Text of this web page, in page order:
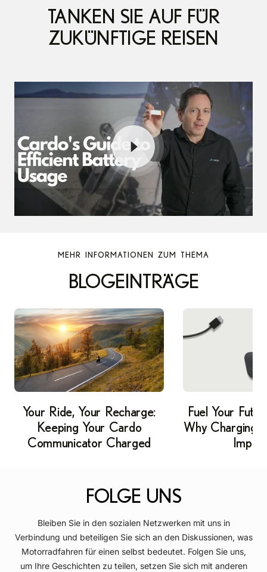
GEMEINSAM
ENERGIE
TANKEN SIE AUF FÜR
ZUKÜNFTIGE REISEN
MEHR INFORMATIONEN ZUM THEMA
BLOGEINTRÄGE
Your Ride, Your Recharge:
Keeping Your Cardo
Communicator Charged
Fuel Your
Why Charging
FOLGE UNS
Bleiben Sie in den sozialen Netzwerken mit uns in
Verbindung und beteiligen Sie sich an den Diskussionen, was
Motorradfahren für einen selbst bedeutet. Folgen Sie uns,
um Ihre Geschichten zu teilen, setzen Sie sich mit anderen